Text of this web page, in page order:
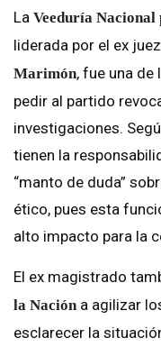
La Veeduría
liderada por el ex
Marimón, fue una
pedir al partido
investigaciones.
tienen la
“manto de duda”
ético, pues esta
alto impacto para la
El ex magistrado
la Nación a agilizar
esclarecer la